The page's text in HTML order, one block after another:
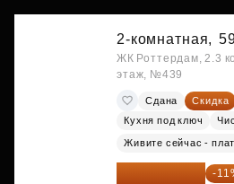
2-комнатная,
ЖК Роттердам, 2.3
этаж, №439
Сдана Скидка
Кухня под ключ
Живите сейчас -
38 447 039 ₽ -